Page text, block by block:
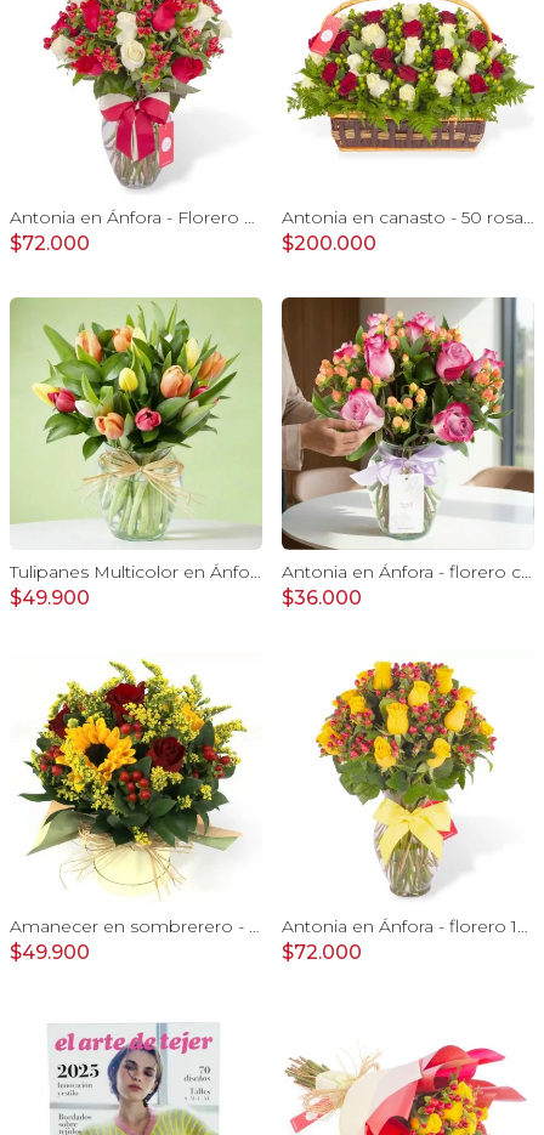
Antonia en Ánfora - Florero con 18 rosa blanco y rojo
$72.000
Antonia en canasto - 50 rosas rojo y blanco e hypericum
$200.000
Tulipanes Multicolor en Ánfora - Florero con 20 tulipanes multicolores
$49.900
Antonia en Ánfora - florero con 9 rosas lila e hypericum
$36.000
Amanecer en sombrerero - Arreglo floral de girasoles, rosas rojo, e hypericum
$49.900
Antonia en Ánfora - florero 18 rosas amarillo e hypericum
$72.000